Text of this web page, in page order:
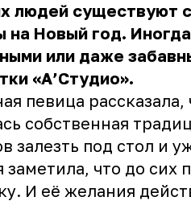
людей существуют
на Новый год.
или даже
«А’Студио».
певица
собственная
залезть под стол и
заметила, что до сих
И её желания